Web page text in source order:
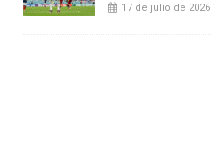
17 de julio de 2026